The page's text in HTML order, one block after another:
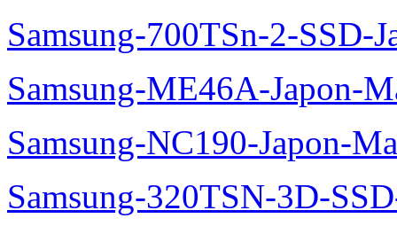
Samsung-700TSn-2-SSD-
Samsung-ME46A-Japon-
Samsung-NC190-Japon-
Samsung-320TSN-3D-